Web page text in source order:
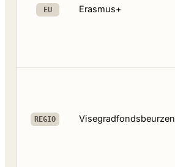
EU Erasmus+
REGIO Visegradfondsbeurzen